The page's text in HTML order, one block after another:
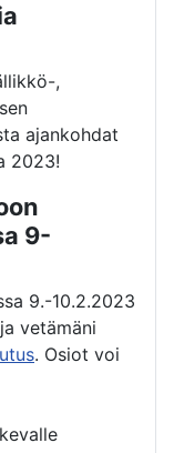
,
ajankohdat
2023!
9-
9.-10.2.2023
vetämäni
. Osiot voi